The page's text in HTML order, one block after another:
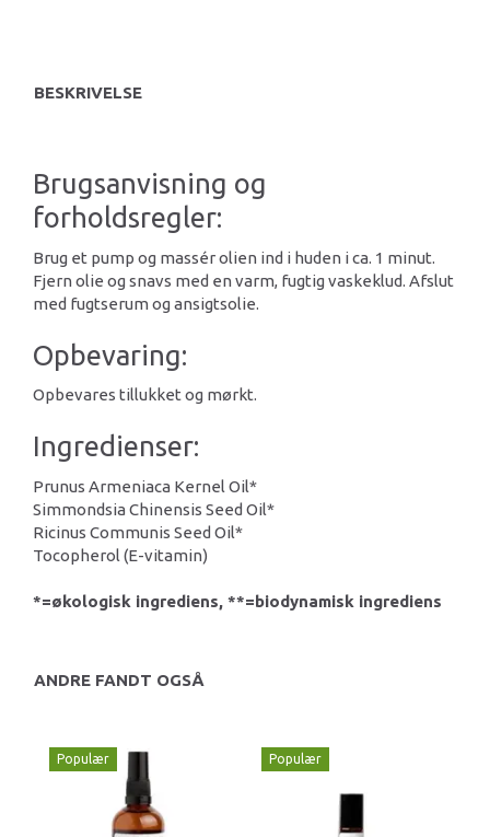
BESKRIVELSE
Brugsanvisning og
forholdsregler:
Brug et pump og massér olien ind i huden i ca. 1 minut.
Fjern olie og snavs med en varm, fugtig vaskeklud. Afslut
med fugtserum og ansigtsolie.
Opbevaring:
Opbevares tillukket og mørkt.
Ingredienser:
Prunus Armeniaca Kernel Oil*
Simmondsia Chinensis Seed Oil*
Ricinus Communis Seed Oil*
Tocopherol (E-vitamin)
*=økologisk ingrediens, **=biodynamisk ingrediens
ANDRE FANDT OGSÅ
Populær Populær